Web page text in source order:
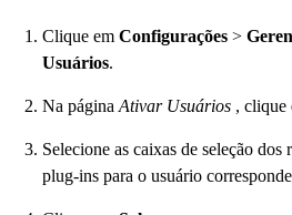
Clique em Configurações >
Usuários.
Na página Ativar Usuários , clique
Selecione as caixas de seleção
plug-ins para o usuário